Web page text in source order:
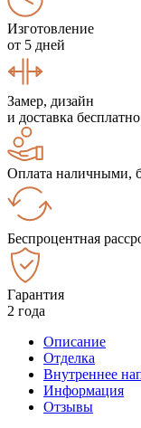
Изготовление
от 5 дней
Замер, дизайн
и доставка бесплатно
Оплата наличными,
Беспроцентная
Гарантия
2 года
Описание
Отделка
Внутреннее
Информация
Отзывы